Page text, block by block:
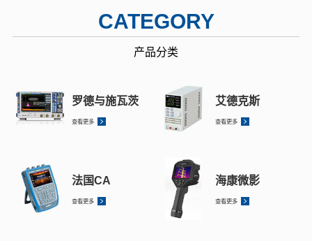
CATEGORY
产品分类
罗德与施瓦茨
查看更多
艾德克斯
查看更多
法国CA
查看更多
海康微影
查看更多